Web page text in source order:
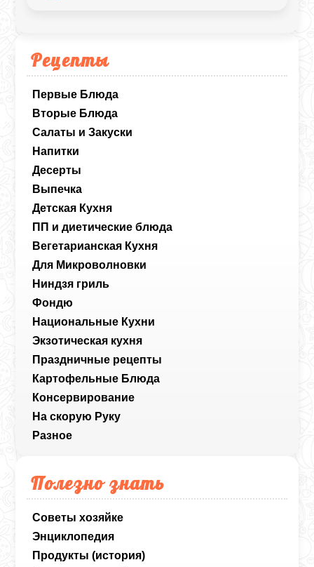
Рецепты
Первые Блюда
Вторые Блюда
Салаты и Закуски
Напитки
Десерты
Выпечка
Детская Кухня
ПП и диетические блюда
Вегетарианская Кухня
Для Микроволновки
Ниндзя гриль
Фондю
Национальные Кухни
Экзотическая кухня
Праздничные рецепты
Картофельные Блюда
Консервирование
На скорую Руку
Разное
Полезно знать
Советы хозяйке
Энциклопедия
Продукты (история)
прекрасно хранится в холодильнике,
становясь только вкуснее.